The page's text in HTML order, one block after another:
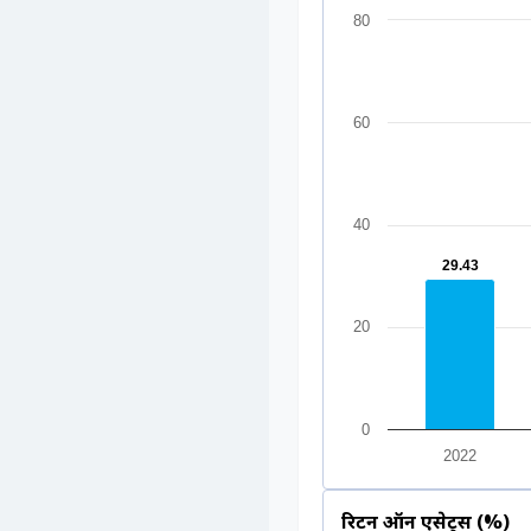
29.43
29.43
2022
0
20
40
60
80
रिटर्न ऑन एसेट्स (%)